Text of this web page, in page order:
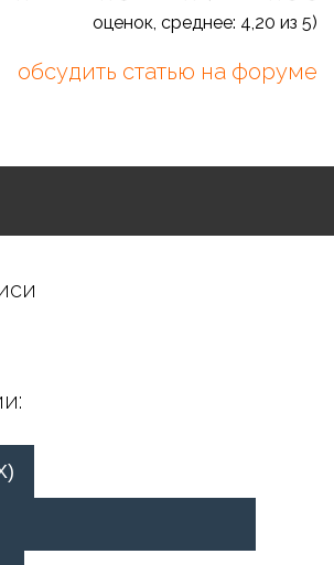
оценок, среднее: 4,20 из 5)
обсудить статью на форуме
)